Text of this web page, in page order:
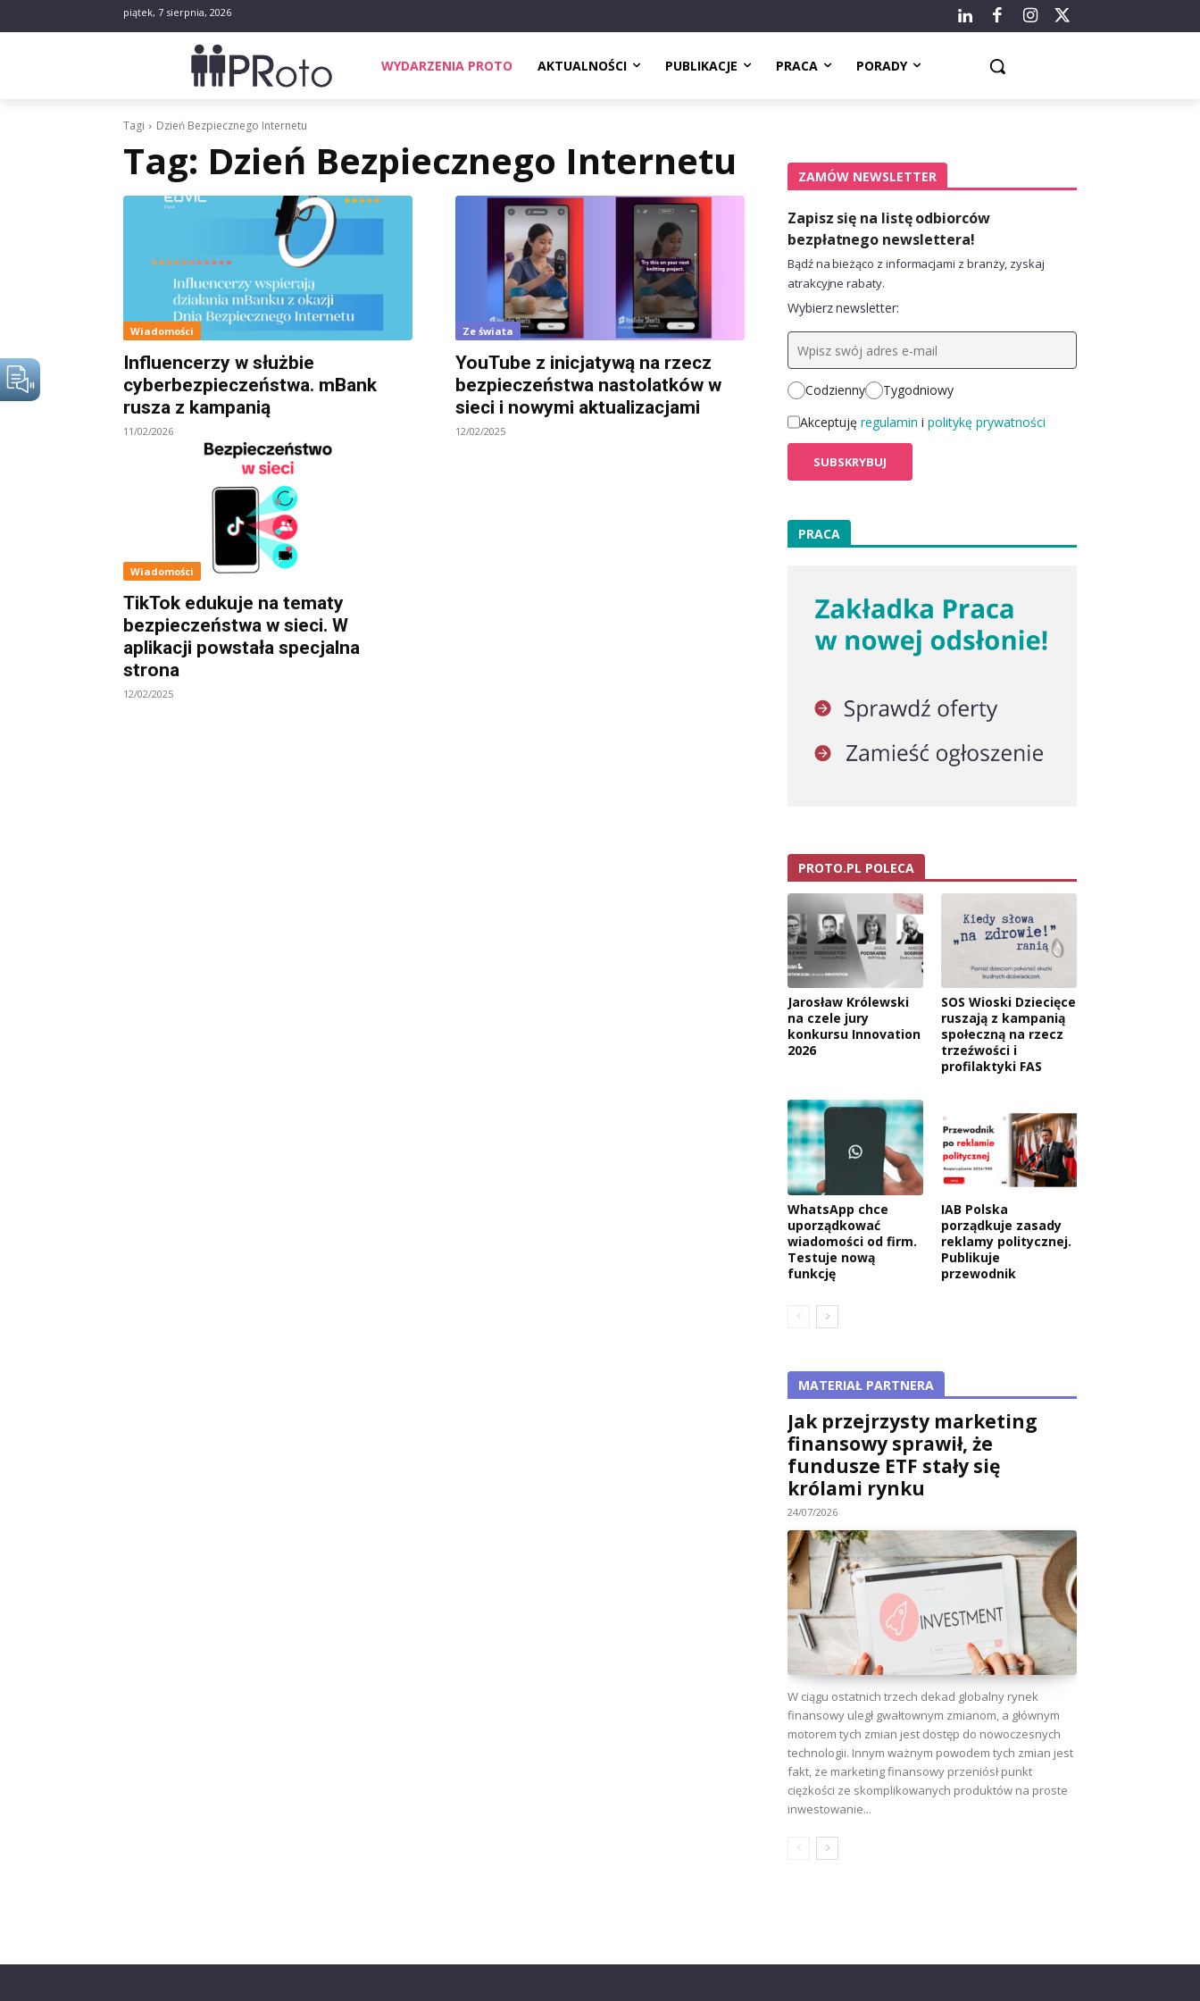
piątek, 7 sierpnia, 2026
WYDARZENIA PROTO AKTUALNOŚCI PUBLIKACJE PRACA PORADY
Tagi Dzień Bezpiecznego Internetu
Tag: Dzień Bezpiecznego Internetu
Wiadomości
Influencerzy w służbie
cyberbezpieczeństwa. mBank
rusza z kampanią
11/02/2026
Ze świata
YouTube z inicjatywą na rzecz
bezpieczeństwa nastolatków w
sieci i nowymi aktualizacjami
12/02/2025
Wiadomości
TikTok edukuje na tematy
bezpieczeństwa w sieci. W
aplikacji powstała specjalna
strona
12/02/2025
ZAMÓW NEWSLETTER
Zapisz się na listę odbiorców
bezpłatnego newslettera!
Bądź na bieżąco z informacjami z branży, zyskaj
atrakcyjne rabaty.
Wybierz newsletter:
Codzienny
Tygodniowy
Akceptuję regulamin i politykę prywatności
PRACA
PROTO.PL POLECA
Jarosław Królewski
na czele jury
konkursu Innovation
2026
SOS Wioski Dziecięce
ruszają z kampanią
społeczną na rzecz
trzeźwości i
profilaktyki FAS
WhatsApp chce
uporządkować
wiadomości od firm.
Testuje nową
funkcję
IAB Polska
porządkuje zasady
reklamy politycznej.
Publikuje
przewodnik
MATERIAŁ PARTNERA
Jak przejrzysty marketing
finansowy sprawił, że
fundusze ETF stały się
królami rynku
24/07/2026
W ciągu ostatnich trzech dekad globalny rynek
finansowy uległ gwałtownym zmianom, a głównym
motorem tych zmian jest dostęp do nowoczesnych
technologii. Innym ważnym powodem tych zmian jest
fakt, że marketing finansowy przeniósł punkt
ciężkości ze skomplikowanych produktów na proste
inwestowanie...